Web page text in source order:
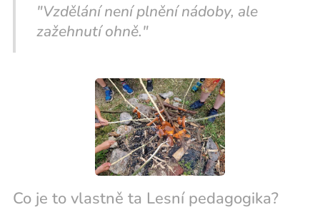
"Vzdělání není plnění nádoby, ale
zažehnutí ohně."
Co je to vlastně ta Lesní pedagogika?